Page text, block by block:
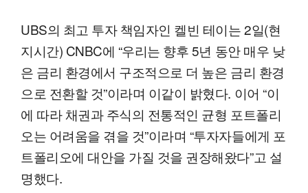
UBS의 최고 투자 책임자인 켈빈 테이는 2일(현
지시간) CNBC에 “우리는 향후 5년 동안 매우 낮
은 금리 환경에서 구조적으로 더 높은 금리 환경
으로 전환할 것”이라며 이같이 밝혔다. 이어 “이
에 따라 채권과 주식의 전통적인 균형 포트폴리
오는 어려움을 겪을 것”이라며 “투자자들에게 포
트폴리오에 대안을 가질 것을 권장해왔다”고 설
명했다.